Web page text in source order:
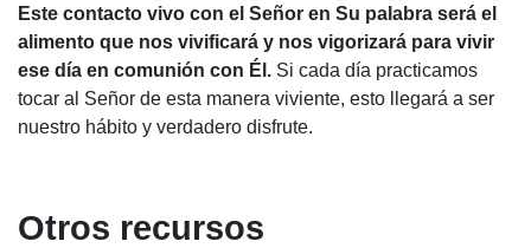
Este contacto vivo con el Señor en Su palabra será el
alimento que nos vivificará y nos vigorizará para vivir
ese día en comunión con Él. Si cada día practicamos
tocar al Señor de esta manera viviente, esto llegará a ser
nuestro hábito y verdadero disfrute.
Otros recursos